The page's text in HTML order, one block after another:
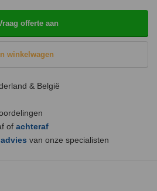
offerte aan
In winkelwagen
& België
of achteraf
van onze specialisten